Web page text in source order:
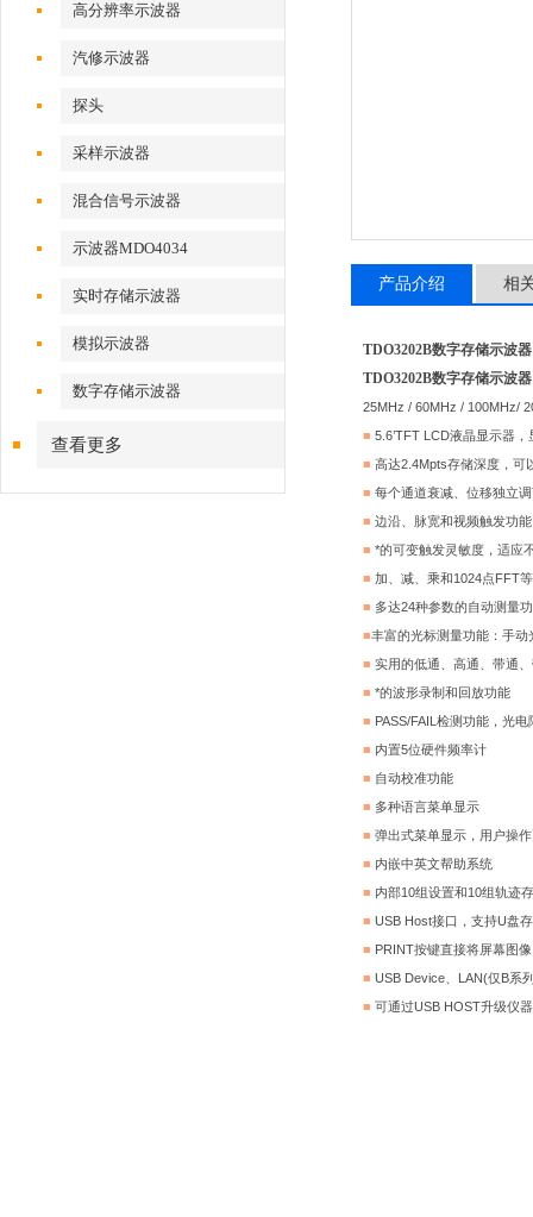
高分辨率示波器
汽修示波器
探头
采样示波器
混合信号示波器
示波器MDO4034
实时存储示波器
模拟示波器
数字存储示波器
查看更多
产品介绍 相
TDO3202B数字存储示波器
TDO3202B数字存储示波器
25MHz / 60MHz / 100MHz/
■ 5.6’TFT LCD液晶显示器，
■ 高达2.4Mpts存储深度，可
■ 每个通道衰减、位移独立
■ 边沿、脉宽和视频触发功
■ *的可变触发灵敏度，适应
■ 加、减、乘和1024点FFT
■ 多达24种参数的自动测量
■丰富的光标测量功能：手
■ 实用的低通、高通、带通
■ *的波形录制和回放功能
■ PASS/FAIL检测功能，光
■ 内置5位硬件频率计
■ 自动校准功能
■ 多种语言菜单显示
■ 弹出式菜单显示，用户操
■ 内嵌中英文帮助系统
■ 内部10组设置和10组轨迹
■ USB Host接口，支持U盘
■ PRINT按键直接将屏幕图
■ USB Device、LAN(仅B系
■ 可通过USB HOST升级仪